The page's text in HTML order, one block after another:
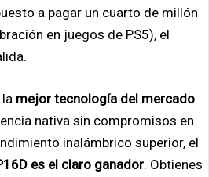
a pagar un cuarto de millón
en juegos de PS5), el
mejor tecnología del mercado
nativa sin compromisos en
inalámbrico superior, el
es el claro ganador. Obtienes